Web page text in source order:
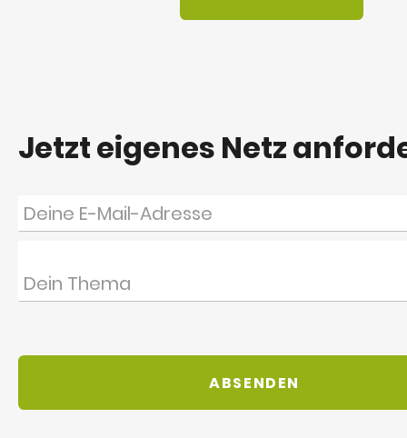
Jetzt eigenes Netz